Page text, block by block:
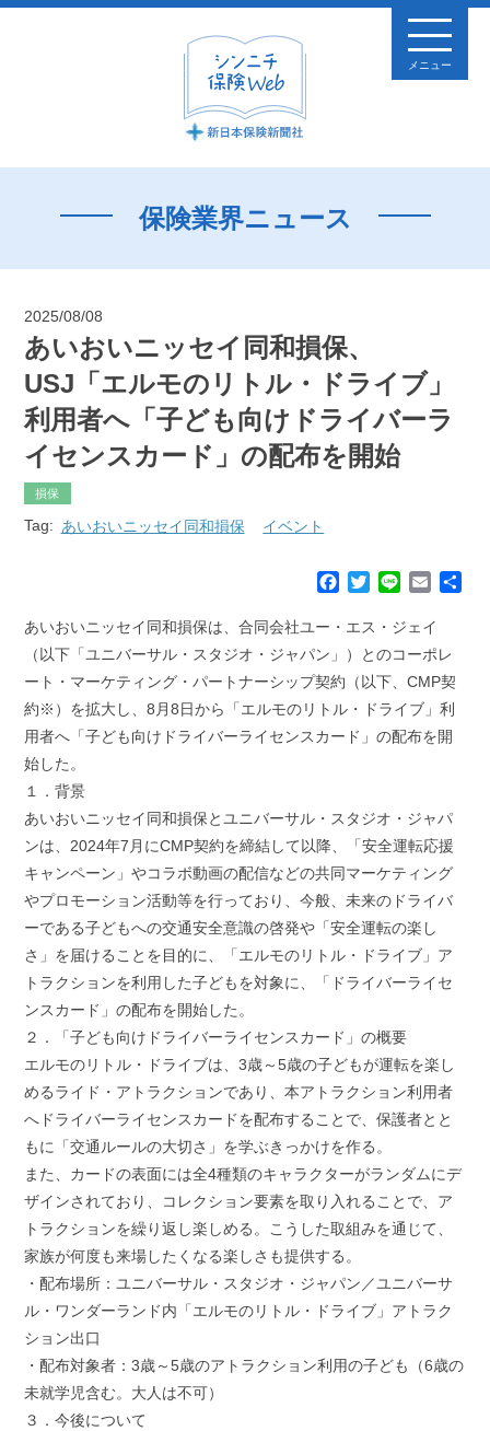
メニュー
保険業界ニュース
2025/08/08
あいおいニッセイ同和損保、
USJ「エルモのリトル・ドライブ」
利用者へ「子ども向けドライバーラ
イセンスカード」の配布を開始
損保
Tag: あいおいニッセイ同和損保 イベント
c
e
b
o
o
k
T
i
t
e
r
n
e
E
a
i
あいおいニッセイ同和損保は、合同会社ユー・エス・ジェイ
（以下「ユニバーサル・スタジオ・ジャパン」）とのコーポレ
ート・マーケティング・パートナーシップ契約（以下、CMP契
約※）を拡大し、8月8日から「エルモのリトル・ドライブ」利
用者へ「子ども向けドライバーライセンスカード」の配布を開
始した。
１．背景
あいおいニッセイ同和損保とユニバーサル・スタジオ・ジャパ
ンは、2024年7月にCMP契約を締結して以降、「安全運転応援
キャンペーン」やコラボ動画の配信などの共同マーケティング
やプロモーション活動等を行っており、今般、未来のドライバ
ーである子どもへの交通安全意識の啓発や「安全運転の楽し
さ」を届けることを目的に、「エルモのリトル・ドライブ」ア
トラクションを利用した子どもを対象に、「ドライバーライセ
ンスカード」の配布を開始した。
２．「子ども向けドライバーライセンスカード」の概要
エルモのリトル・ドライブは、3歳～5歳の子どもが運転を楽し
めるライド・アトラクションであり、本アトラクション利用者
へドライバーライセンスカードを配布することで、保護者とと
もに「交通ルールの大切さ」を学ぶきっかけを作る。
また、カードの表面には全4種類のキャラクターがランダムにデ
ザインされており、コレクション要素を取り入れることで、ア
トラクションを繰り返し楽しめる。こうした取組みを通じて、
家族が何度も来場したくなる楽しさも提供する。
・配布場所：ユニバーサル・スタジオ・ジャパン／ユニバーサ
ル・ワンダーランド内「エルモのリトル・ドライブ」アトラク
ション出口
・配布対象者：3歳～5歳のアトラクション利用の子ども（6歳の
未就学児含む。大人は不可）
３．今後について